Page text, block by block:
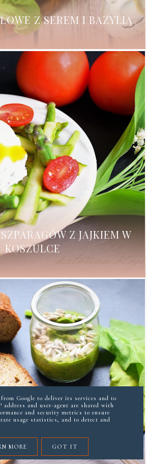
Z SEREM I BAZYLIĄ
Z JAJKIEM W
KOSZULCE
Google to deliver its services and to
and user-agent are shared with
and security metrics to ensure
usage statistics, and to detect and
MORE GOT IT